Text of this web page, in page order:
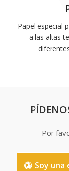
Papel especial
a las altas
Por
Soy una